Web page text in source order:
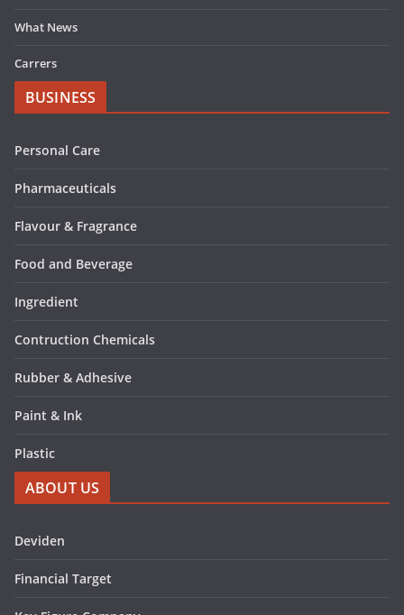
What News
Carrers
BUSINESS
Personal Care
Pharmaceuticals
Flavour & Fragrance
Food and Beverage
Ingredient
Contruction Chemicals
Rubber & Adhesive
Paint & Ink
Plastic
ABOUT US
Deviden
Financial Target